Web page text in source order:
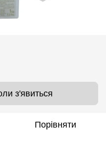
з'явиться
Порівняти